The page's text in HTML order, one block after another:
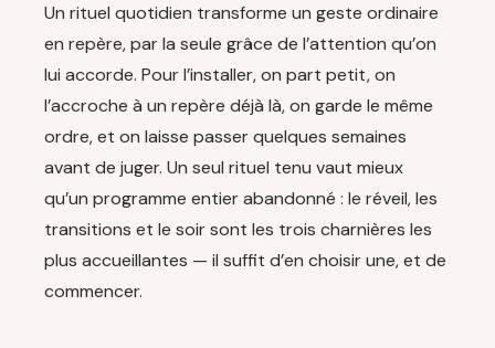
Un rituel quotidien transforme un geste ordinaire
en repère, par la seule grâce de l’attention qu’on
lui accorde. Pour l’installer, on part petit, on
l’accroche à un repère déjà là, on garde le même
ordre, et on laisse passer quelques semaines
avant de juger. Un seul rituel tenu vaut mieux
qu’un programme entier abandonné : le réveil, les
transitions et le soir sont les trois charnières les
plus accueillantes — il suffit d’en choisir une, et de
commencer.